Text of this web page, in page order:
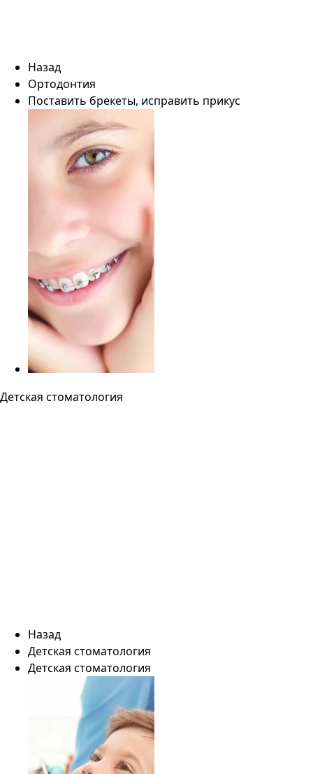
Назад
Ортодонтия
Поставить брекеты, исправить прикус
Детская стоматология
Назад
Детская стоматология
Детская стоматология